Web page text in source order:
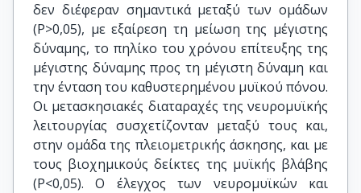
δεν διέφεραν σημαντικά μεταξύ των ομάδων
(P>0,05), με εξαίρεση τη μείωση της μέγιστης
δύναμης, το πηλίκο του χρόνου επίτευξης της
μέγιστης δύναμης προς τη μέγιστη δύναμη και
την ένταση του καθυστερημένου μυϊκού πόνου.
Οι μετασκησιακές διαταραχές της νευρομυϊκής
λειτουργίας συσχετίζονταν μεταξύ τους και,
στην ομάδα της πλειομετρικής άσκησης, και με
τους βιοχημικούς δείκτες της μυϊκής βλάβης
(P<0,05). Ο έλεγχος των νευρομυϊκών και